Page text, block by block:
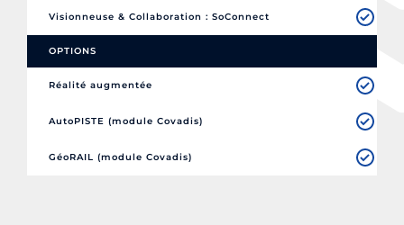
Visionneuse & Collaboration : SoConnect
OPTIONS
Réalité augmentée
AutoPISTE (module Covadis)
GéoRAIL (module Covadis)